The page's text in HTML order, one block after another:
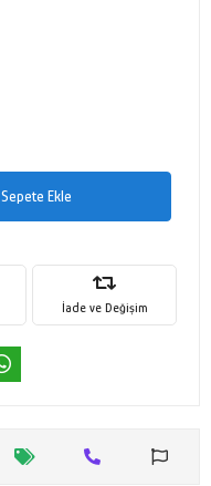
Sepete Ekle
İade ve Değişim